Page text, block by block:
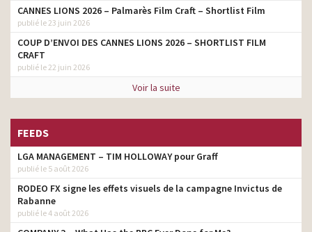
CANNES LIONS 2026 – Palmarès Film Craft – Shortlist Film
publié le 23 juin 2026
COUP D’ENVOI DES CANNES LIONS 2026 – SHORTLIST FILM
CRAFT
publié le 22 juin 2026
Voir la suite
FEEDS
LGA MANAGEMENT – TIM HOLLOWAY pour Graff
publié le 5 août 2026
RODEO FX signe les effets visuels de la campagne Invictus de
Rabanne
publié le 4 août 2026